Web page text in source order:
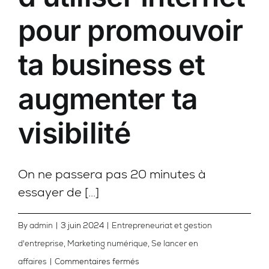
pour promouvoir
ta business et
augmenter ta
visibilité
On ne passera pas 20 minutes à
essayer de [...]
Byadmin | 3 juin 2024 | Entrepreneuriat et gestion
d'entreprise, Marketing numérique, Se lancer en
affaires | Commentaires fermés